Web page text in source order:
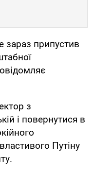
зараз припустив
з
і повернутися в
Путіну